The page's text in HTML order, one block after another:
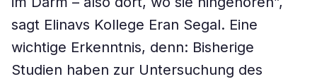
sagt Elinavs Kollege Eran Segal. Eine
wichtige Erkenntnis, denn: Bisherige
Studien haben zur Untersuchung des